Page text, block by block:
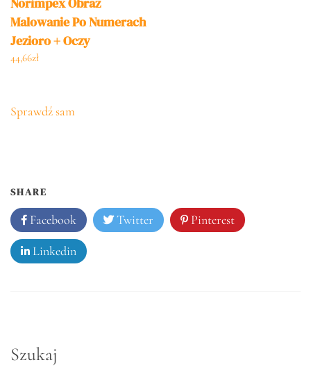
Malowanie Po Numerach
Jezioro + Oczy
(GXP841970)
44,66zł
Sprawdź sam
SHARE
Facebook Twitter Pinterest
Linkedin
Szukaj